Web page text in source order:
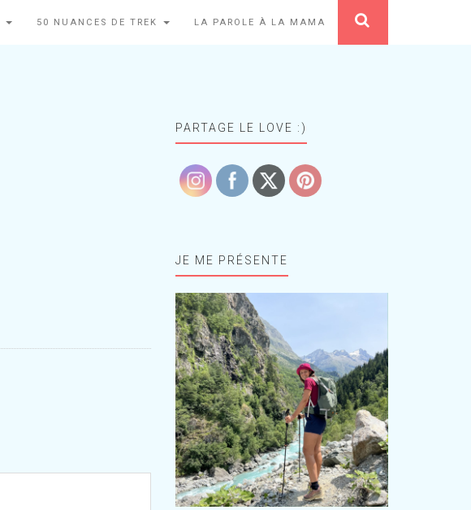
50 NUANCES DE TREK LA PAROLE À LA MAMA
PARTAGE LE LOVE :)
JE ME PRÉSENTE